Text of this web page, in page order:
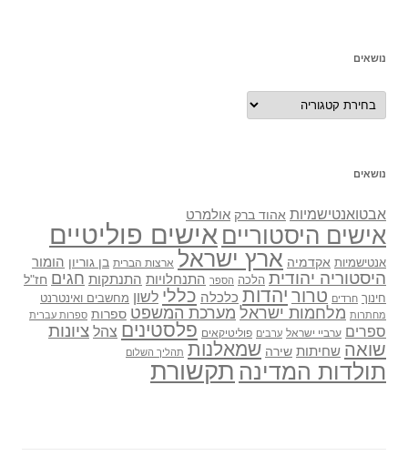
נושאים
נושאים
נושאים
אבטואנטישמיות אהוד ברק אולמרט
אישים היסטוריים אישים פוליטיים
אנטישמיות אקדמיה ארץ ישראל ארצות הברית בן גוריון הומור
היסטוריה יהודית הלכה הספר התנחלויות התנתקות חגים חז"ל
חינוך חרדים טרור יהדות כלכלה כללי לשון מחשבים ואינטרנט
מחתרות מלחמות ישראל מערכת המשפט ספרות ספרות עברית
ספרים ערביי ישראל ערבים פוליטיקאים פלסטינים צהל ציונות
שואה שחיתות שירה שמאלנות תהליך השלום
תולדות המדינה תקשורת